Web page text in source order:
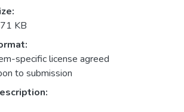
KB
specific license agreed
to submission